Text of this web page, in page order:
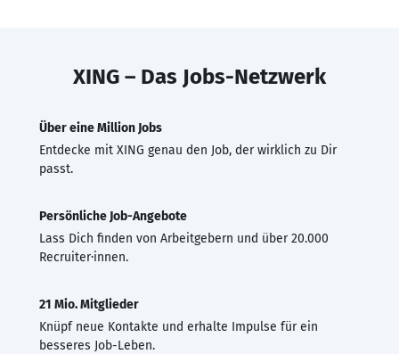
XING – Das Jobs-Netzwerk
Über eine Million Jobs
Entdecke mit XING genau den Job, der wirklich zu Dir
passt.
Persönliche Job-Angebote
Lass Dich finden von Arbeitgebern und über 20.000
Recruiter·innen.
21 Mio. Mitglieder
Knüpf neue Kontakte und erhalte Impulse für ein
besseres Job-Leben.